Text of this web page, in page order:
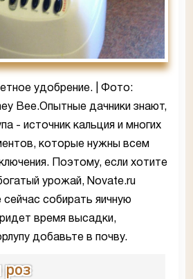
удобрение. | Фото:
Bee.Опытные дачники знают,
- источник кальция и многих
которые нужны всем
Поэтому, если хотите
урожай, Novate.ru
собирать яичную
время высадки,
добавьте в почву.